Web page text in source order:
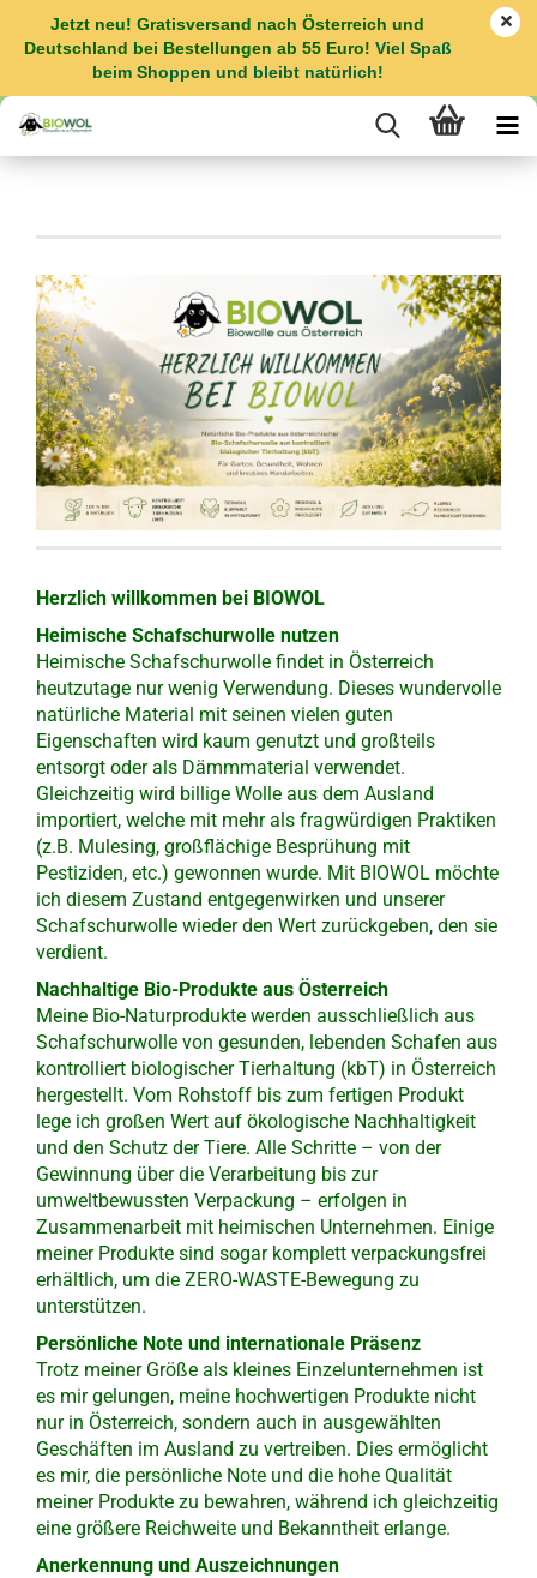
Jetzt neu! Gratisversand nach Österreich und
Deutschland bei Bestellungen ab 55 Euro! Viel Spaß
beim Shoppen und bleibt natürlich!
Herzlich willkommen bei BIOWOL
Heimische Schafschurwolle nutzen
Heimische Schafschurwolle findet in Österreich
heutzutage nur wenig Verwendung. Dieses wundervolle
natürliche Material mit seinen vielen guten
Eigenschaften wird kaum genutzt und großteils
entsorgt oder als Dämmmaterial verwendet.
Gleichzeitig wird billige Wolle aus dem Ausland
importiert, welche mit mehr als fragwürdigen Praktiken
(z.B. Mulesing, großflächige Besprühung mit
Pestiziden, etc.) gewonnen wurde. Mit BIOWOL möchte
ich diesem Zustand entgegenwirken und unserer
Schafschurwolle wieder den Wert zurückgeben, den sie
verdient.
Nachhaltige Bio-Produkte aus Österreich
Meine Bio-Naturprodukte werden ausschließlich aus
Schafschurwolle von gesunden, lebenden Schafen aus
kontrolliert biologischer Tierhaltung (kbT) in Österreich
hergestellt. Vom Rohstoff bis zum fertigen Produkt
lege ich großen Wert auf ökologische Nachhaltigkeit
und den Schutz der Tiere. Alle Schritte – von der
Gewinnung über die Verarbeitung bis zur
umweltbewussten Verpackung – erfolgen in
Zusammenarbeit mit heimischen Unternehmen. Einige
meiner Produkte sind sogar komplett verpackungsfrei
erhältlich, um die ZERO-WASTE-Bewegung zu
unterstützen.
Persönliche Note und internationale Präsenz
Trotz meiner Größe als kleines Einzelunternehmen ist
es mir gelungen, meine hochwertigen Produkte nicht
nur in Österreich, sondern auch in ausgewählten
Geschäften im Ausland zu vertreiben. Dies ermöglicht
es mir, die persönliche Note und die hohe Qualität
meiner Produkte zu bewahren, während ich gleichzeitig
eine größere Reichweite und Bekanntheit erlange.
Anerkennung und Auszeichnungen